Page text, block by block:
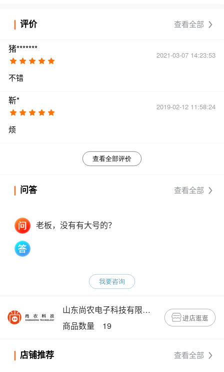
评价 查看全部
猪*******
2021-03-07 14:23:53
不错
靳*
2019-02-12 11:58:24
烦
查看全部评价
问答 查看全部
老板，没有有大号的？
我要咨询
山东尚农电子科技有限公司
商品数量 19
进店逛逛
店铺推荐 查看全部